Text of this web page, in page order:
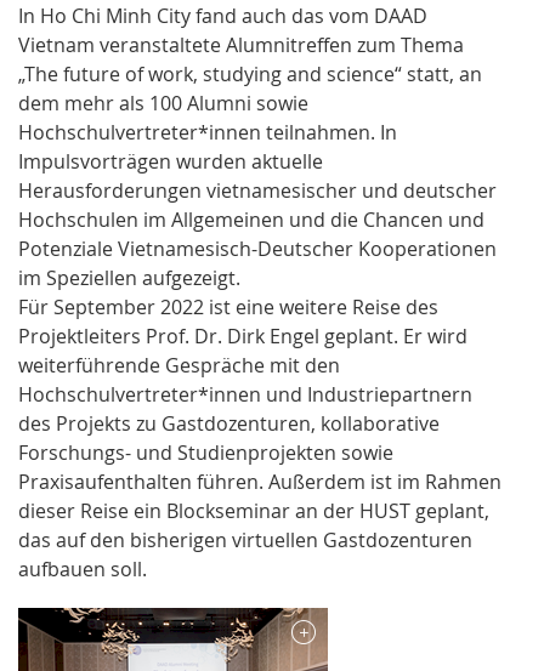
In Ho Chi Minh City fand auch das vom DAAD
Vietnam veranstaltete Alumnitreffen zum Thema
„The future of work, studying and science“ statt, an
dem mehr als 100 Alumni sowie
Hochschulvertreter*innen teilnahmen. In
Impulsvorträgen wurden aktuelle
Herausforderungen vietnamesischer und deutscher
Hochschulen im Allgemeinen und die Chancen und
Potenziale Vietnamesisch-Deutscher Kooperationen
im Speziellen aufgezeigt.
Für September 2022 ist eine weitere Reise des
Projektleiters Prof. Dr. Dirk Engel geplant. Er wird
weiterführende Gespräche mit den
Hochschulvertreter*innen und Industriepartnern
des Projekts zu Gastdozenturen, kollaborative
Forschungs- und Studienprojekten sowie
Praxisaufenthalten führen. Außerdem ist im Rahmen
dieser Reise ein Blockseminar an der HUST geplant,
das auf den bisherigen virtuellen Gastdozenturen
aufbauen soll.